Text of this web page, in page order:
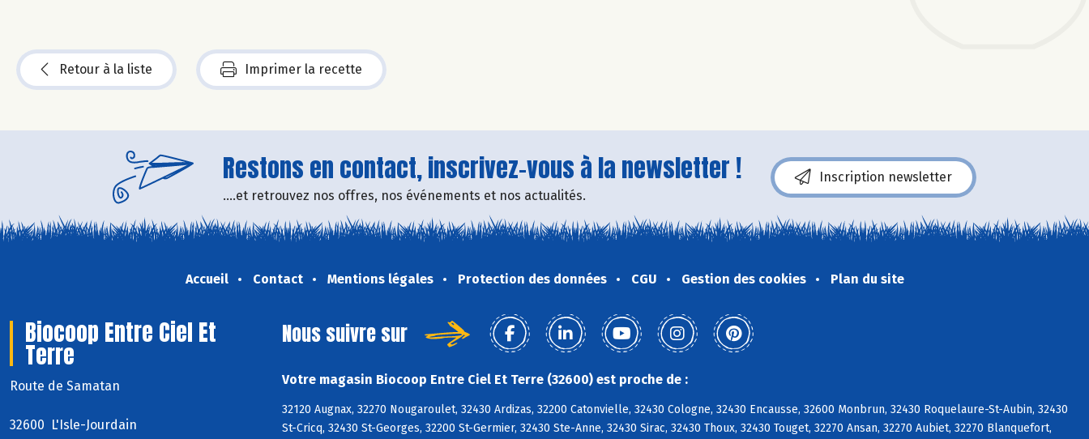
Retour à la liste Imprimer la recette
Restons en contact, inscrivez-vous à la newsletter !
....et retrouvez nos offres, nos événements et nos actualités.
Inscription newsletter
Accueil Contact Mentions légales Protection des données CGU Gestion des cookies Plan du site
Biocoop Entre Ciel Et
Terre
Route de Samatan
32600 L'Isle-Jourdain
Nous suivre sur
Votre magasin Biocoop Entre Ciel Et Terre (32600) est proche de :
32120 Augnax, 32270 Nougaroulet, 32430 Ardizas, 32200 Catonvielle, 32430 Cologne, 32430 Encausse, 32600 Monbrun, 32430 Roquelaure-St-Aubin, 32430
St-Cricq, 32430 St-Georges, 32200 St-Germier, 32430 Ste-Anne, 32430 Sirac, 32430 Thoux, 32430 Touget, 32270 Ansan, 32270 Aubiet, 32270 Blanquefort,